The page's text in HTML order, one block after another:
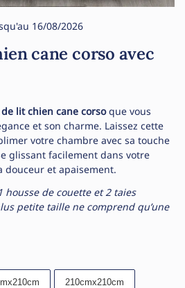
16/08/2026
cane corso avec
lit chien cane corsoque vous
et son charme. Laissez cette
votre chambre avec sa touche
glissant facilement dans votre
douceur et apaisement.
housse de couette et 2 taies
petite taille ne comprend qu’une
210cmx210cm